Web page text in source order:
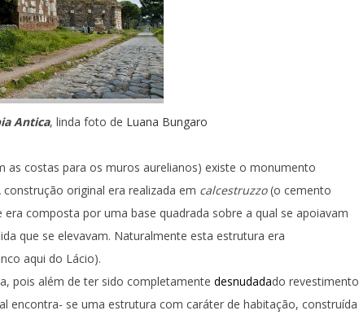
Antica, linda foto de Luana Bungaro
as costas para os muros aurelianos) existe o monumento
original era realizada em calcestruzzo(o cemento
composta por uma base quadrada sobre a qual se apoiavam
que se elevavam. Naturalmente esta estrutura era
aqui do Lácio).
pois além de ter sido completamente desnudadado revestimento
encontra- se uma estrutura com caráter de habitação, construída